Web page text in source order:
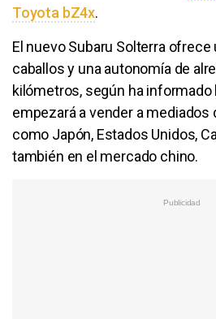
Toyota bZ4x.
El nuevo Subaru Solterra
caballos y una autonomía de
kilómetros, según ha informado
empezará a vender a
como Japón, Estados Unidos,
también en el mercado chino.